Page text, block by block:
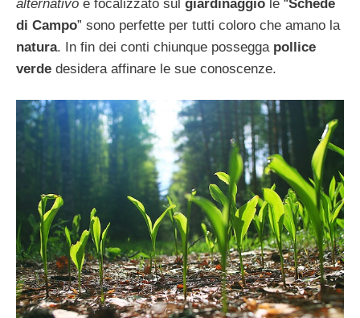
alternativo e focalizzato sul giardinaggio le “Schede
di Campo” sono perfette per tutti coloro che amano la
natura. In fin dei conti chiunque possegga pollice
verde desidera affinare le sue conoscenze.